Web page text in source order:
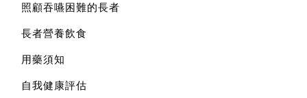
照顧吞嚥困難的長者
長者營養飲食
用藥須知
自我健康評估